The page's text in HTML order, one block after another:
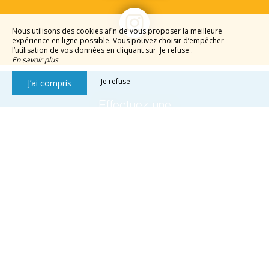
Nous utilisons des cookies afin de vous proposer la meilleure
expérience en ligne possible. Vous pouvez choisir d’empêcher
l’utilisation de vos données en cliquant sur 'Je refuse'.
En savoir plus
J’ai compris Je refuse